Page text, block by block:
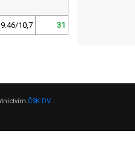
9.46/10,7 31
ČSK DV.